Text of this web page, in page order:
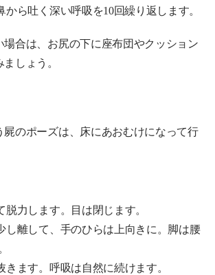
から吐く深い呼吸を10回繰り返します。
場合は、お尻の下に座布団やクッション
しょう。
屍のポーズは、床にあおむけになって行
脱力します。目は閉じます。
し離して、手のひらは上向きに。脚は腰
きます。呼吸は自然に続けます。